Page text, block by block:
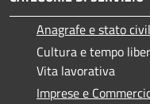
Anagrafe e stato
Cultura e tempo
Vita lavorativa
Imprese e